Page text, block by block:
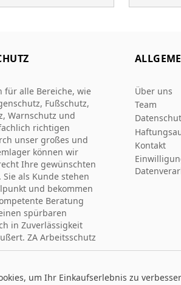
für alle Bereiche, wie
Fußschutz,
Warnschutz und
richtigen
unser großes und
können wir
Ihre gewünschten
als Kunde stehen
und bekommen
Beratung
spürbaren
in Zuverlässigkeit
ZA Arbeitsschutz
Über uns
Team
Kontakt
um Ihr Einkaufserlebnis zu